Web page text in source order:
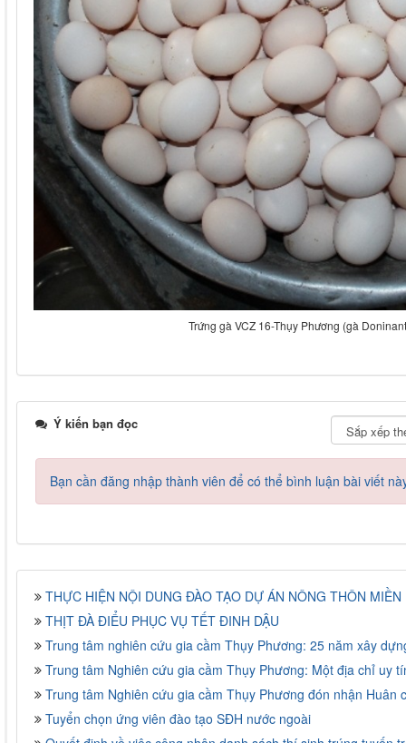
Trứng gà VCZ 16-Thụy Phương (gà
Ý kiến bạn đọc
Bạn cần đăng nhập thành viên để có thể bình luận bài viết
THỰC HIỆN NỘI DUNG ĐÀO TẠO DỰ ÁN NÔNG THÔN
THỊT ĐÀ ĐIỂU PHỤC VỤ TẾT ĐINH DẬU
Trung tâm nghiên cứu gia cầm Thụy Phương: 25 năm xây
Trung tâm Nghiên cứu gia cầm Thụy Phương: Một địa chỉ uy
Trung tâm Nghiên cứu gia cầm Thụy Phương đón nhận Huân
Tuyển chọn ứng viên đào tạo SĐH nước ngoài